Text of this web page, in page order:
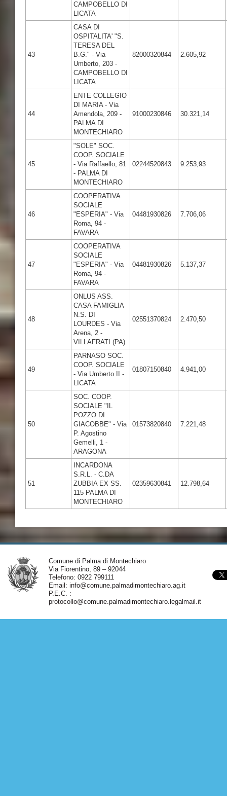
CAMPOBELLO DI
LICATA
43
CASA DI
OSPITALITA' "S.
TERESA DEL
B.G." - Via
Umberto, 203 -
CAMPOBELLO DI
LICATA
82000320844 2.605,92
44
ENTE COLLEGIO
DI MARIA - Via
Amendola, 209 -
PALMA DI
MONTECHIARO
91000230846 30.321,14
45
"SOLE" SOC.
COOP. SOCIALE
- Via Raffaello, 81
- PALMA DI
MONTECHIARO
02244520843 9.253,93
46
COOPERATIVA
SOCIALE
"ESPERIA" - Via
Roma, 94 -
FAVARA
04481930826 7.706,06
47
COOPERATIVA
SOCIALE
"ESPERIA" - Via
Roma, 94 -
FAVARA
04481930826 5.137,37
48
ONLUS ASS.
CASA FAMIGLIA
N.S. DI
LOURDES - Via
Arena, 2 -
VILLAFRATI (PA)
02551370824 2.470,50
49
PARNASO SOC.
COOP. SOCIALE
- Via Umberto II -
LICATA
01807150840 4.941,00
50
SOC. COOP.
SOCIALE "IL
POZZO DI
GIACOBBE" - Via
P. Agostino
Gemelli, 1 -
ARAGONA
01573820840 7.221,48
51
INCARDONA
S.R.L. - C.DA
ZUBBIA EX SS.
115 PALMA DI
MONTECHIARO
02359630841 12.798,64
Comune di Palma di Montechiaro
Via Fiorentino, 89 – 92044
Telefono: 0922 799111
Email: info@comune.palmadimontechiaro.ag.it
P.E.C. :
protocollo@comune.palmadimontechiaro.legalmail.it